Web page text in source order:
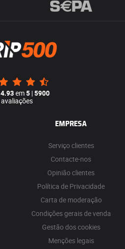
4.93em5 |5900
avaliações
EMPRESA
Serviço clientes
Contacte-nos
Opinião clientes
Política de Privacidade
Carta de moderação
Condições gerais de venda
Gestão dos cookies
Menções legais